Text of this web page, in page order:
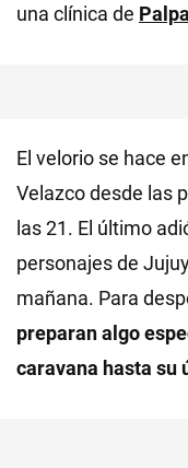
una clínica de
El velorio se hace
Velazco desde las
las 21. El último
personajes de
mañana. Para
preparan algo
caravana hasta su